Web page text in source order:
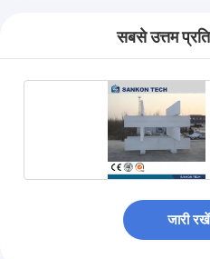
सबसे उत्तम
जारी रखें